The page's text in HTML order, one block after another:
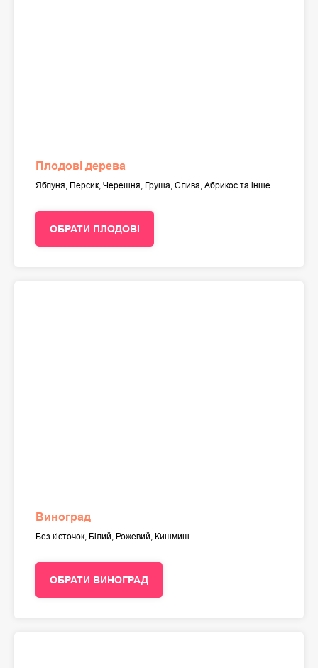
Плодові дерева
Яблуня, Персик, Черешня, Груша, Слива, Абрикос та інше
ОБРАТИ ПЛОДОВІ
Виноград
Без кісточок, Білий, Рожевий, Кишмиш
ОБРАТИ ВИНОГРАД